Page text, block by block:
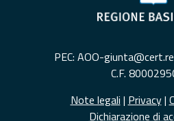
PEC: AOO-
C.F.
Note legali | Privacy|
Dichiarazione di